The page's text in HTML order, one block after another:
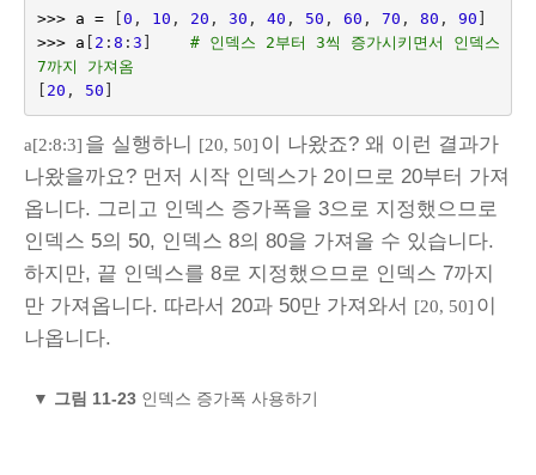
>>> a = 0 , 10 , 20 , 30 , 40 , 50 , 60 , 70 , 80 , 90
>>>
a 2 : 8 : 3
# 인덱스 2부터 3씩 증가시키면서 인덱스
7까지 가져옴
20 , 50
a[2:8:3] 을 실행하니 [20, 50] 이 나왔죠? 왜 이런 결과가
나왔을까요? 먼저 시작 인덱스가 2이므로 20부터 가져
옵니다. 그리고 인덱스 증가폭을 3으로 지정했으므로
인덱스 5의 50, 인덱스 8의 80을 가져올 수 있습니다.
하지만, 끝 인덱스를 8로 지정했으므로 인덱스 7까지
만 가져옵니다. 따라서 20과 50만 가져와서 [20, 50] 이
나옵니다.
▼ 그림 11-23인덱스 증가폭 사용하기